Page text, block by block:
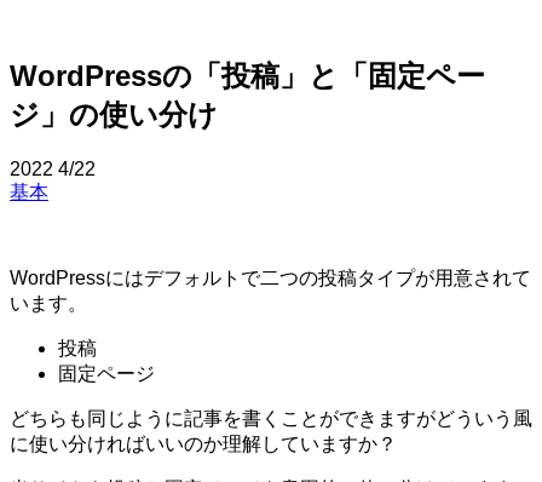
WordPressの「投稿」と「固定ペー
ジ」の使い分け
2022 4/22
基本
WordPressにはデフォルトで二つの投稿タイプが用意されて
います。
投稿
固定ページ
どちらも同じように記事を書くことができますがどういう風
に使い分ければいいのか理解していますか？